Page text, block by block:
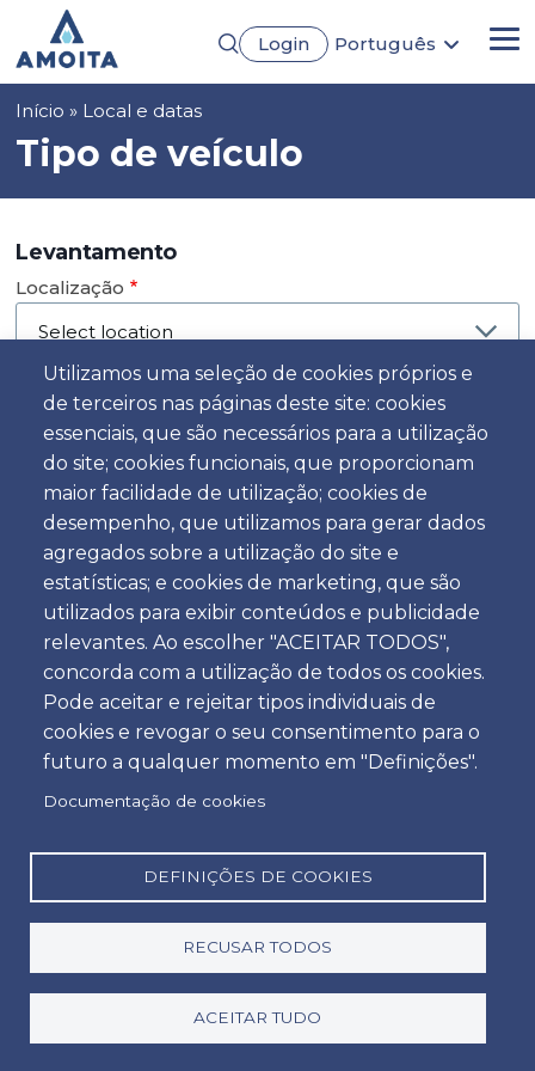
conteúdo
principal
Login
Português
Utilizamos uma seleção de cookies próprios e
de terceiros nas páginas deste site: cookies
essenciais, que são necessários para a utilização
do site; cookies funcionais, que proporcionam
maior facilidade de utilização; cookies de
desempenho, que utilizamos para gerar dados
agregados sobre a utilização do site e
estatísticas; e cookies de marketing, que são
utilizados para exibir conteúdos e publicidade
relevantes. Ao escolher "ACEITAR TODOS",
concorda com a utilização de todos os cookies.
Pode aceitar e rejeitar tipos individuais de
cookies e revogar o seu consentimento para o
futuro a qualquer momento em "Definições".
Documentação de cookies
DEFINIÇÕES DE COOKIES
RECUSAR TODOS
ACEITAR TUDO
Navegação
estrutural
Início Local e datas
Tipo de veículo
Levantamento
Localização
Dia
Data
Hora
Hora
Devolução
Localização
Dia
Hora
Hora